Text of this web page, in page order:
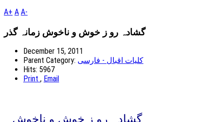
A+ A A-
گشادہ رو ز خوش و ناخوش زمانہ گذر
December 15, 2011
Parent Category: کلیات اقبال - فارسی
Hits: 5967
Print , Email
گشادہ رو ز خوش و ناخوش